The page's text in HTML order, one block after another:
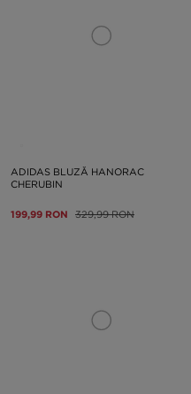
ADIDAS BLUZĂ HANORAC
CHERUBIN
199,99 RON 329,99 RON